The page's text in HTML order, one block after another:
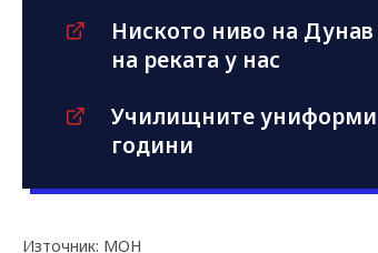
Ниското ниво на
на реката у нас
Училищните униформи
години
Източник: МОН